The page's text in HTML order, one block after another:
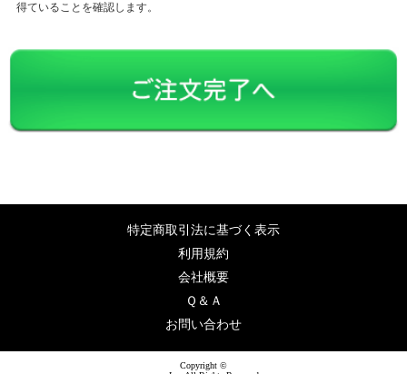
得ていることを確認します。
特定商取引法に基づく表示
利用規約
会社概要
Ｑ＆Ａ
お問い合わせ
Copyright ©